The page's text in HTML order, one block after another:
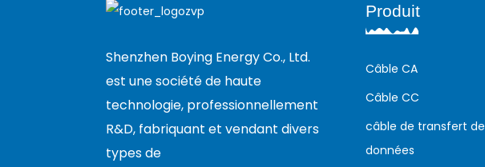
Shenzhen Boying Energy Co., Ltd.
est une société de haute
technologie, professionnellement
R&D, fabriquant et vendant divers
types de
Produit
Câble CA
Câble CC
câble de transfert de
données